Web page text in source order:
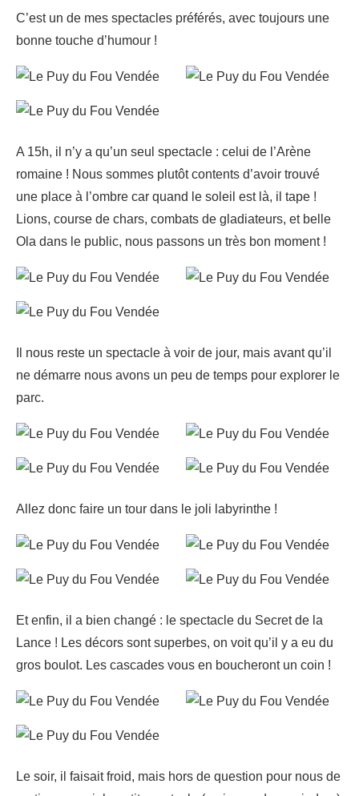
C’est un de mes spectacles préférés, avec toujours une
bonne touche d’humour !
A 15h, il n’y a qu’un seul spectacle : celui de l’Arène
romaine ! Nous sommes plutôt contents d’avoir trouvé
une place à l’ombre car quand le soleil est là, il tape !
Lions, course de chars, combats de gladiateurs, et belle
Ola dans le public, nous passons un très bon moment !
Il nous reste un spectacle à voir de jour, mais avant qu’il
ne démarre nous avons un peu de temps pour explorer le
parc.
Allez donc faire un tour dans le joli labyrinthe !
Et enfin, il a bien changé : le spectacle du Secret de la
Lance ! Les décors sont superbes, on voit qu’il y a eu du
gros boulot. Les cascades vous en boucheront un coin !
Le soir, il faisait froid, mais hors de question pour nous de